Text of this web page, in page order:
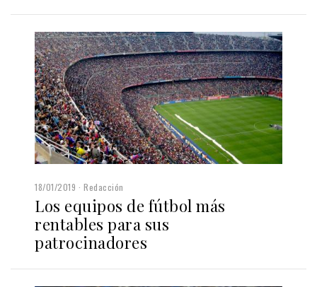
18/01/2019 Redacción
Los equipos de fútbol más
rentables para sus
patrocinadores